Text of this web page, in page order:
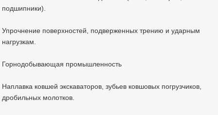
подшипники).
Упрочнение поверхностей, подверженных трению и ударным
нагрузкам.
Горнодобывающая промышленность
Наплавка ковшей экскаваторов, зубьев ковшовых погрузчиков,
дробильных молотков.